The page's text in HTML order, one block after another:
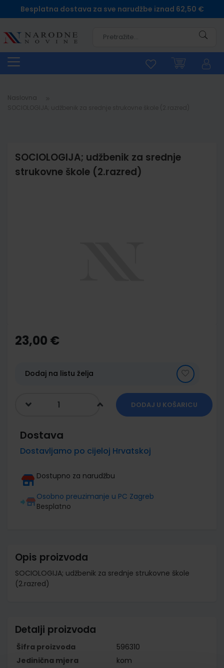
Besplatna dostava za sve narudžbe iznad 62,50 €
Naslovna
SOCIOLOGIJA; udžbenik za srednje
strukovne škole (2.razred)
the
beginning
gallery
23,00 €
Dodaj na listu želja
DODAJ U KOŠARICU
Dostava
Dostavljamo po cijeloj Hrvatskoj
Dostupno za narudžbu
Osobno preuzimanje u PC Zagreb
Besplatno
Opis proizvoda
SOCIOLOGIJA; udžbenik za srednje strukovne škole
(2.razred)
Detalji proizvoda
Šifra proizvoda
596310
Jedinična mjera
kom